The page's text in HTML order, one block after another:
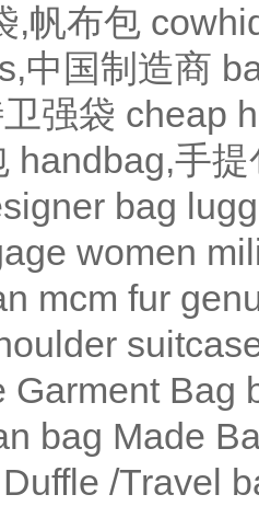
,帆布包
中国制造商
强袋 cheap
handbag,手提
bag
women
mcm fur
Garment Bag
bag Made
Duffle /Travel